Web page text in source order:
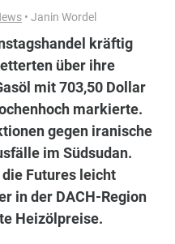
• Janin Wordel
kräftig
über ihre
mit 703,50 Dollar
markierte.
gegen iranische
im Südsudan.
Futures leicht
in der DACH-Region
Heizölpreise.